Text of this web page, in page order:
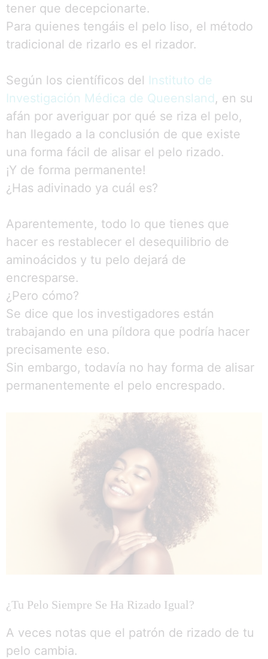
tener que decepcionarte.
Para quienes tengáis el pelo liso, el método
tradicional de rizarlo es el rizador.
Según los científicos del Instituto de
Investigación Médica de Queensland, en su
afán por averiguar por qué se riza el pelo,
han llegado a la conclusión de que existe
una forma fácil de alisar el pelo rizado.
¡Y de forma permanente!
¿Has adivinado ya cuál es?
Aparentemente, todo lo que tienes que
hacer es restablecer el desequilibrio de
aminoácidos y tu pelo dejará de
encresparse.
¿Pero cómo?
Se dice que los investigadores están
trabajando en una píldora que podría hacer
precisamente eso.
Sin embargo, todavía no hay forma de alisar
permanentemente el pelo encrespado.
¿Tu Pelo Siempre Se Ha Rizado Igual?
A veces notas que el patrón de rizado de tu
pelo cambia.